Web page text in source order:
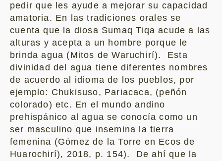
pedir que les ayude a mejorar su capacidad
amatoria. En las tradiciones orales se
cuenta que la diosa Sumaq Tiqa acude a las
alturas y acepta a un hombre porque le
brinda agua (Mitos de Waruchirí). Esta
divinidad del agua tiene diferentes nombres
de acuerdo al idioma de los pueblos, por
ejemplo: Chukisuso, Pariacaca, (peñón
colorado) etc. En el mundo andino
prehispánico al agua se conocía como un
ser masculino que insemina la tierra
femenina (Gómez de la Torre en Ecos de
Huarochirí), 2018, p. 154). De ahí que la